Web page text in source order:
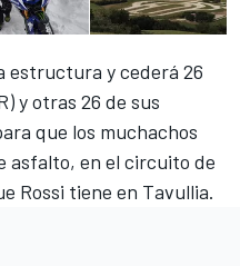
estructura y cederá 26
y otras 26 de sus
que los muchachos
asfalto, en el circuito de
Rossi tiene en Tavullia.